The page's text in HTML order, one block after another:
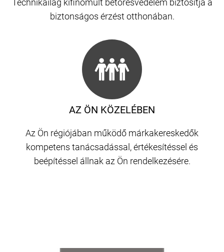
AZ ÖN KÖZELÉBEN
Az Ön régiójában működő márkakereskedők
kompetens tanácsadással, értékesítéssel és
beépítéssel állnak az Ön rendelkezésére.
Technikailag kifinomult betörésvédelem biztosítja a
biztonságos érzést otthonában.